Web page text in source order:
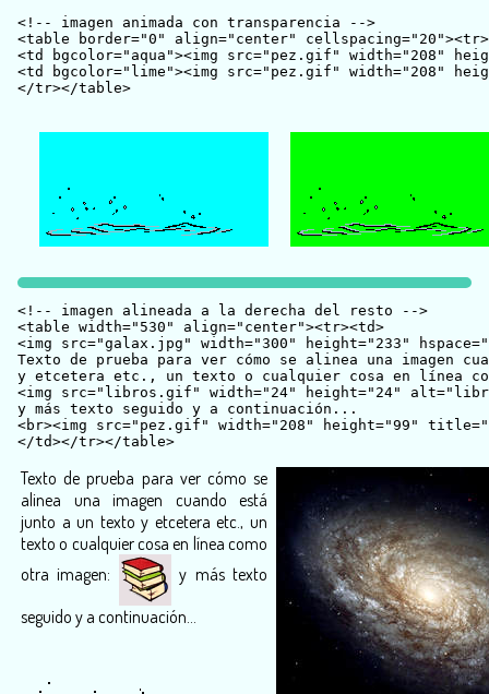
<!-- imagen animada con transparencia -->
<table border="0" align="center" cellspacing="20"><tr>
<td bgcolor="aqua"><img src="pez.gif" width="208"
<td bgcolor="lime"><img src="pez.gif" width="208"
<!-- imagen alineada a la derecha del resto -->
<table width="530" align="center"><tr><td>
<img src="galax.jpg" width="300" height="233"
Texto de prueba para ver cómo se alinea una imagen
y etcetera etc., un texto o cualquier cosa en línea
<img src="libros.gif" width="24" height="24"
y más texto seguido y a continuación...
<br><img src="pez.gif" width="208" height="99"
Texto de prueba para ver cómo se
alinea una imagen cuando está
junto a un texto y etcetera etc., un
texto o cualquier cosa en línea como
otra imagen:
y más texto
seguido y a continuación...